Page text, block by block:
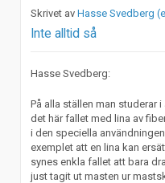
Hasse Svedberg
Inte alltid så
Hasse Svedberg:
På alla ställen man studerar
det här fallet med lina av
i den speciella
exemplet att en lina kan
synes enkla fallet att bara
just tagit ut masten ur